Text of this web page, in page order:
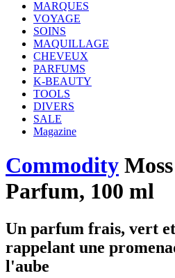
MARQUES
VOYAGE
SOINS
MAQUILLAGE
CHEVEUX
PARFUMS
K-BEAUTY
TOOLS
DIVERS
SALE
Magazine
Commodity
Parfum, 100 ml
Un parfum frais, vert
rappelant une
l'aube